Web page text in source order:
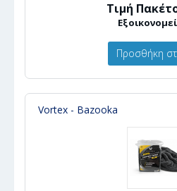
Τιμή
Προσθήκη
Vortex - Bazooka